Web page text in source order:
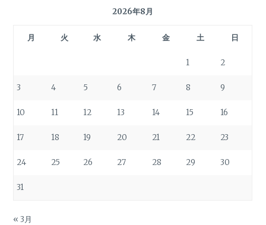
2026年8月
月 火 水 木 金 土 日
1 2
3 4 5 6 7 8 9
10 11 12 13 14 15 16
17 18 19 20 21 22 23
24 25 26 27 28 29 30
31
« 3月